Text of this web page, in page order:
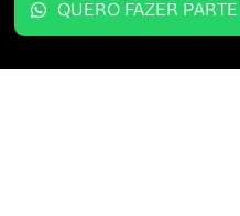
QUERO FAZER